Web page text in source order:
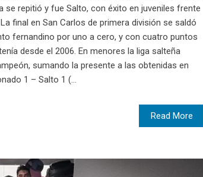
se repitió y fue Salto, con éxito en juveniles frente
final en San Carlos de primera división se saldó
fernandino por uno a cero, y con cuatro puntos
desde el 2006. En menores la liga salteña
sumando la presente a las obtenidas en
1 – Salto 1 (...
Read More